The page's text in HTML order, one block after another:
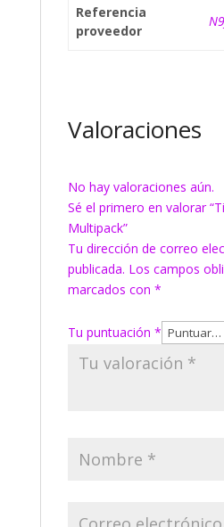
Referencia
proveedor
Valoraciones
No hay valoraciones aún.
Sé el primero en valorar
Multipack”
Tu dirección de correo
publicada. Los campos
marcados con *
Tu puntuación *